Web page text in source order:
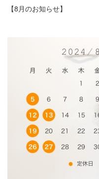
【8月のお知らせ】